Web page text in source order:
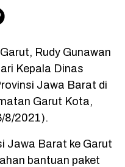
Rudy Gunawan
Kepala Dinas
Jawa Barat di
Garut Kota,
8/2021).
Jawa Barat ke Garut
bantuan paket